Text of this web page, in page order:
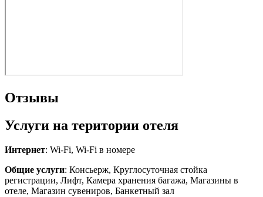
Отзывы
Услуги на територии отеля
Интернет: Wi-Fi, Wi-Fi в номере
Общие услуги: Консьерж, Круглосуточная стойка
регистрации, Лифт, Камера хранения багажа, Магазины в
отеле, Магазин сувениров, Банкетный зал